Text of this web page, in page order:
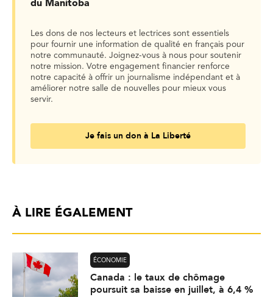
du Manitoba
Les dons de nos lecteurs et lectrices sont essentiels
pour fournir une information de qualité en français pour
notre communauté. Joignez-vous à nous pour soutenir
notre mission. Votre engagement financier renforce
notre capacité à offrir un journalisme indépendant et à
améliorer notre salle de nouvelles pour mieux vous
servir.
Je fais un don à La Liberté
À LIRE ÉGALEMENT
ÉCONOMIE
Canada : le taux de chômage
poursuit sa baisse en juillet, à 6,4 %